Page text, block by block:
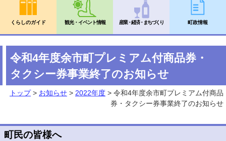
くらしのガイド 観光・イベント情報 産業・経済・まちづくり 町政情報
令和4年度余市町プレミアム付商品券・
タクシー券事業終了のお知らせ
トップ> お知らせ > 2022年度 > 令和4年度余市町プレミアム付商品
券・タクシー券事業終了のお知らせ
町民の皆様へ